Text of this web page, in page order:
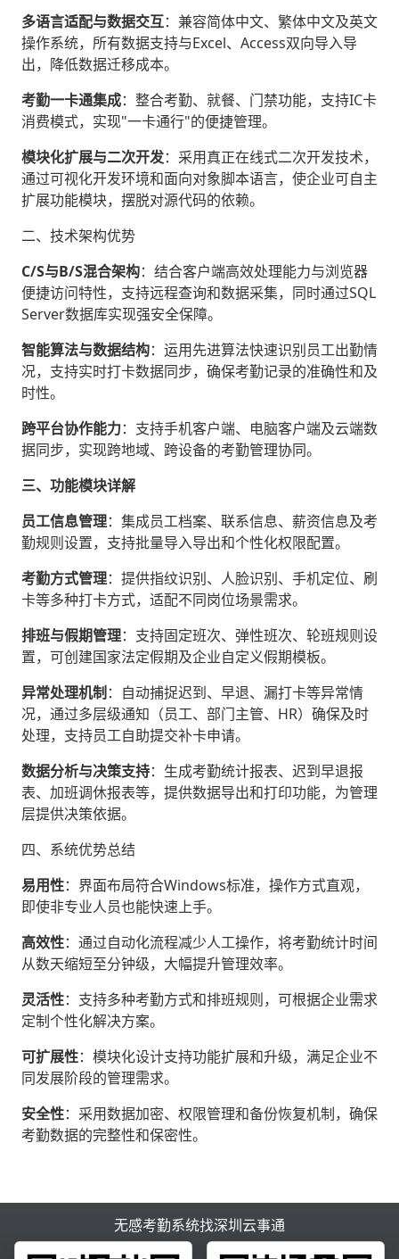
多语言适配与数据交互‌：兼容简体中文、繁体中文及英文
操作系统，所有数据支持与Excel、Access双向导入导
出，降低数据迁移成本。
考勤一卡通集成‌：整合考勤、就餐、门禁功能，支持IC卡
消费模式，实现"一卡通行"的便捷管理。
模块化扩展与二次开发‌：采用真正在线式二次开发技术，
通过可视化开发环境和面向对象脚本语言，使企业可自主
扩展功能模块，摆脱对源代码的依赖。
二、技术架构优势
C/S与B/S混合架构‌：结合客户端高效处理能力与浏览器
便捷访问特性，支持远程查询和数据采集，同时通过SQL
Server数据库实现强安全保障。
智能算法与数据结构‌：运用先进算法快速识别员工出勤情
况，支持实时打卡数据同步，确保考勤记录的准确性和及
时性。
跨平台协作能力‌：支持手机客户端、电脑客户端及云端数
据同步，实现跨地域、跨设备的考勤管理协同。
三、功能模块详解
员工信息管理‌：集成员工档案、联系信息、薪资信息及考
勤规则设置，支持批量导入导出和个性化权限配置。
考勤方式管理‌：提供指纹识别、 人脸识别、手机定位、刷
卡等多种打卡方式，适配不同岗位场景需求。
排班与假期管理‌：支持固定班次、弹性班次、轮班规则设
置，可创建国家法定假期及企业自定义假期模板。
异常处理机制 ‌：自动捕捉迟到、早退、漏打卡等异常情
况，通过多层级通知（员工、部门主管、HR）确保及时
处理，支持员工自助提交补卡申请。
数据分析与决策支持‌：生成考勤统计报表、迟到早退报
表、加班调休报表等，提供数据导出和打印功能，为管理
层提供决策依据。
四、系统优势总结
易用性‌：界面布局符合Windows标准，操作方式直观，
即使非专业人员也能快速上手。
高效性‌：通过自动化流程减少人工操作，将考勤统计时间
从数天缩短至分钟级，大幅提升管理效率。
灵活性‌：支持多种考勤方式和排班规则，可根据企业需求
定制个性化解决方案。
可扩展性‌：模块化设计支持功能扩展和升级，满足企业不
同发展阶段的管理需求。
安全性‌：采用数据加密、权限管理和备份恢复机制，确保
考勤数据的完整性和保密性。
无感考勤系统找深圳云事通